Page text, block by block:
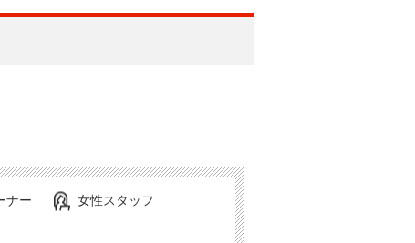
ナー
女性スタッフ